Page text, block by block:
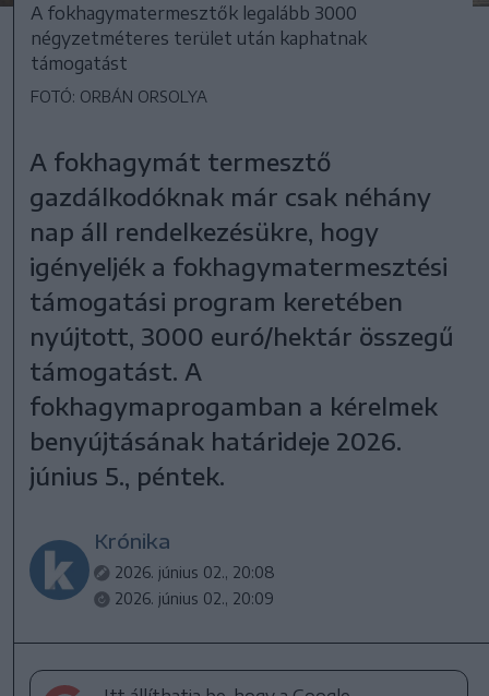
A fokhagymatermesztők legalább 3000
négyzetméteres terület után kaphatnak
támogatást
FOTÓ: ORBÁN ORSOLYA
A fokhagymát termesztő
gazdálkodóknak már csak néhány
nap áll rendelkezésükre, hogy
igényeljék a fokhagymatermesztési
támogatási program keretében
nyújtott, 3000 euró/hektár összegű
támogatást. A
fokhagymaprogamban a kérelmek
benyújtásának határideje 2026.
június 5., péntek.
Krónika
2026. június 02., 20:08
2026. június 02., 20:09